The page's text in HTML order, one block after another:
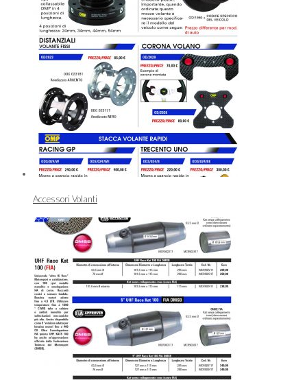
Accessori Volanti